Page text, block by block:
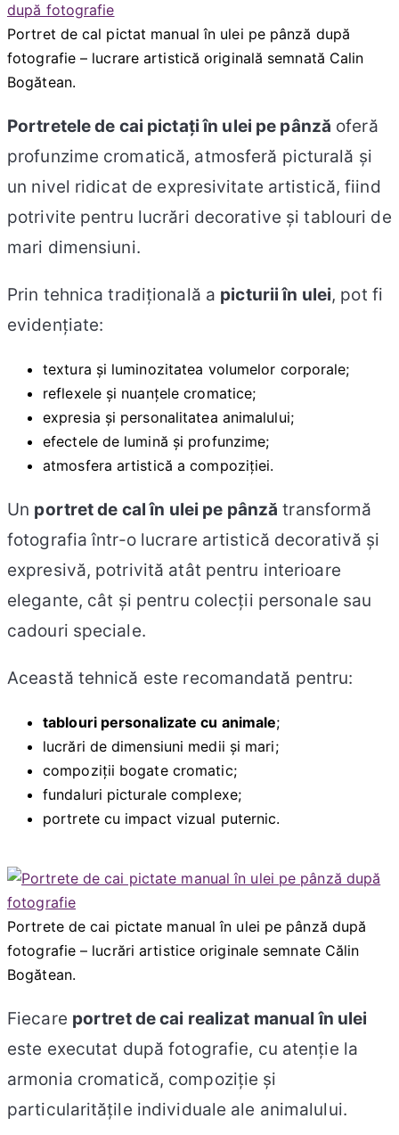
Portret de cal pictat manual în ulei pe pânză după
fotografie – lucrare artistică originală semnată Calin
Bogătean.
Portretele de cai pictați în ulei pe pânză oferă
profunzime cromatică, atmosferă picturală și
un nivel ridicat de expresivitate artistică, fiind
potrivite pentru lucrări decorative și tablouri de
mari dimensiuni.
Prin tehnica tradițională a picturii în ulei, pot fi
evidențiate:
textura și luminozitatea volumelor corporale;
reflexele și nuanțele cromatice;
expresia și personalitatea animalului;
efectele de lumină și profunzime;
atmosfera artistică a compoziției.
Un portret de cal în ulei pe pânză transformă
fotografia într-o lucrare artistică decorativă și
expresivă, potrivită atât pentru interioare
elegante, cât și pentru colecții personale sau
cadouri speciale.
Această tehnică este recomandată pentru:
tablouri personalizate cu animale;
lucrări de dimensiuni medii și mari;
compoziții bogate cromatic;
fundaluri picturale complexe;
portrete cu impact vizual puternic.
Portrete de cai pictate manual în ulei pe pânză după
fotografie – lucrări artistice originale semnate Călin
Bogătean.
Fiecare portret de cai realizat manual în ulei
este executat după fotografie, cu atenție la
armonia cromatică, compoziție și
particularitățile individuale ale animalului.